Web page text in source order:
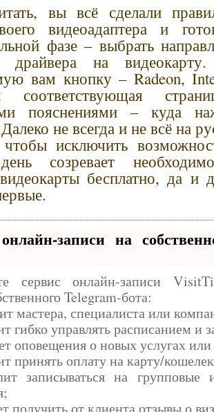
вы всё сделали
видеоадаптера и
фазе – выбрать
драйвера на
вам кнопку – Radeon,
соответствующая
пояснениями – куда
не всегда и не всё на
исключить
созревает
бесплатно, да и
записи на
сервис онлайн-записи
Telegram-бота:
мастера, специалиста или
гибко управлять расписанием и
оповещения о новых услугах
принять оплату на карту/
записываться на групповые
от клиента отзывы о